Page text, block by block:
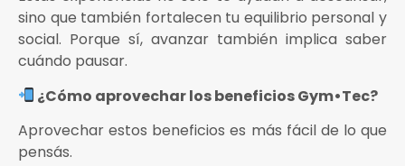
sino que también fortalecen tu equilibrio personal y
social. Porque sí, avanzar también implica saber
cuándo pausar.
¿Cómo aprovechar los beneficios Gym•Tec?
Aprovechar estos beneficios es más fácil de lo que
pensás.